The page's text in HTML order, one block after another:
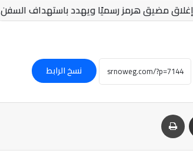
إغلاق مضيق هرمز رسميًا ويهدد باستهداف السفن
نسخ الرابط
مشاركة عبر البريد